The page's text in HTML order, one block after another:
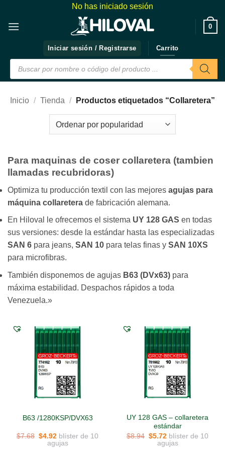
contenido
No has iniciado sesión
0
Iniciar sesión / Registrarse Carrito
Búsqueda
Inicio / Tienda / Productos etiquetados “Collaretera”
Para maquinas de coser collaretera (tambien
llamadas recubridoras)
Optimiza tu producción textil con las mejores agujas para
máquina collaretera de fabricación alemana.
En Hiloval le ofrecemos el sistema UY 128 GAS en todas
sus versiones: desde la estándar hasta las especializadas
SAN 6 para jeans, SAN 10 para telas finas y SAN 10XS
para microfibras.
También disponemos de agujas B63 (DVx63) para
máxima estabilidad. Despachos rápidos a toda
Venezuela.»
B63 /1280KSP/DVX63
$7.68 El
precio
original
$4.92 El
precio
actual
blíster de 10
agujas
UY 128 GAS – collaretera
estándar
$8.94 El
precio
original
$5.72 El
precio
actual
blíster de 10
agujas